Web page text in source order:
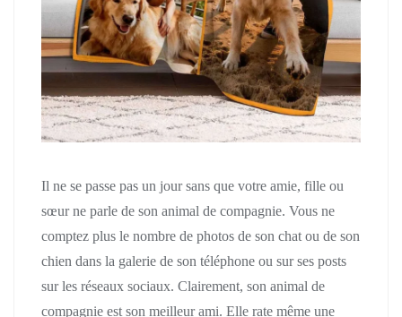
Il ne se passe pas un jour sans que votre amie, fille ou
sœur ne parle de son animal de compagnie. Vous ne
comptez plus le nombre de photos de son chat ou de son
chien dans la galerie de son téléphone ou sur ses posts
sur les réseaux sociaux. Clairement, son animal de
compagnie est son meilleur ami. Elle rate même une